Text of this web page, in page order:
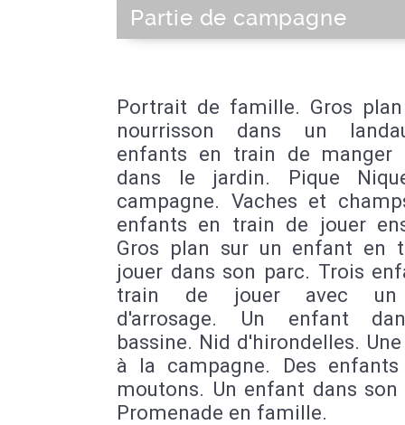
Partie de campagne
Portrait de famille. Gros
nourrisson dans un
enfants en train de manger
dans le jardin. Pique
campagne. Vaches et
enfants en train de jouer
Gros plan sur un enfant en
jouer dans son parc. Trois
train de jouer avec un
d'arrosage. Un enfant
bassine. Nid d'hirondelles.
à la campagne. Des
moutons. Un enfant dans son
Promenade en famille.